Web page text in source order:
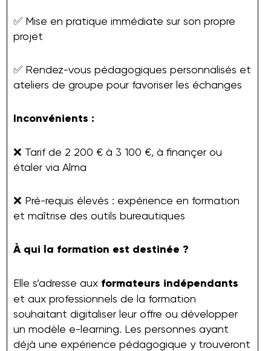
✅ Mise en pratique immédiate sur son propre
projet
✅ Rendez-vous pédagogiques personnalisés et
ateliers de groupe pour favoriser les échanges
Inconvénients :
❌ Tarif de 2 200 € à 3 100 €, à finançer ou
étaler via Alma
❌ Pré-requis élevés : expérience en formation
et maîtrise des outils bureautiques
À qui la formation est destinée ?
Elle s’adresse aux formateurs indépendants
et aux professionnels de la formation
souhaitant digitaliser leur offre ou développer
un modèle e-learning. Les personnes ayant
déjà une expérience pédagogique y trouveront